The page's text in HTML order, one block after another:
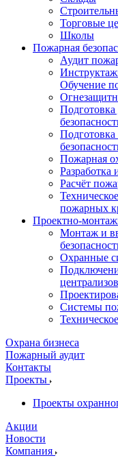
Торговые
Школы
Пожарная
Аудит
Обучение
Пожарная
Разработка
Расчёт
пожарных
Проектно-
Монтаж и
Охранные
Системы
Охрана бизнеса
Пожарный аудит
Контакты
Проекты
Проекты
Акции
Новости
Компания